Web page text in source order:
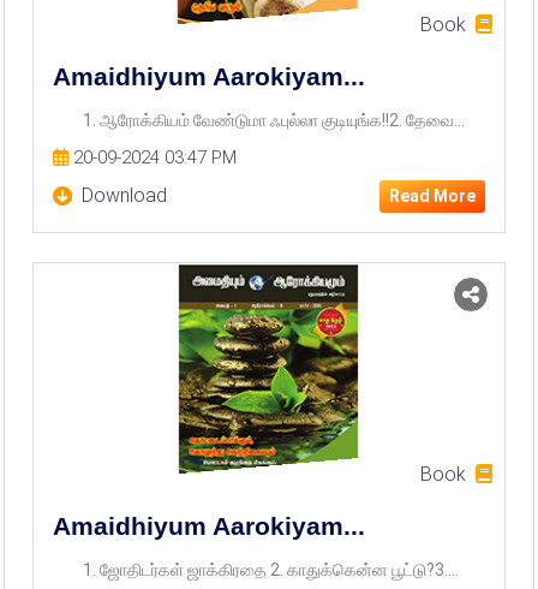
Book
Amaidhiyum Aarokiyam...
1. ஆரோக்கியம் வேண்டுமா ஃபுல்லா குடியுங்க!!2. தேவை...
20-09-2024 03:47 PM
Download Read More
Book
Amaidhiyum Aarokiyam...
1. ஜோதிடர்கள் ஜாக்கிரதை 2. காதுக்கென்ன பூட்டு?3....